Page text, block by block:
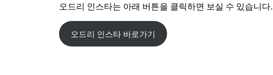
오드리 인스타는 아래 버튼을 클릭하면 보실 수 있습니다.
오드리 인스타 바로가기